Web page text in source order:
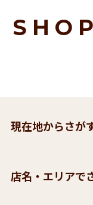
現在地からさが
店名・エリアで